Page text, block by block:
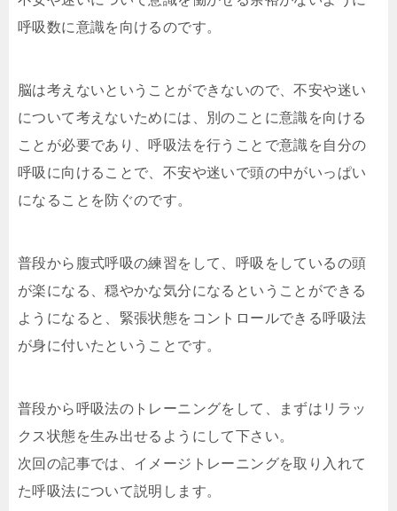
呼吸数に意識を向けるのです。
脳は考えないということができないので、不安や迷い
について考えないためには、別のことに意識を向ける
ことが必要であり、呼吸法を行うことで意識を自分の
呼吸に向けることで、不安や迷いで頭の中がいっぱい
になることを防ぐのです。
普段から腹式呼吸の練習をして、呼吸をしているの頭
が楽になる、穏やかな気分になるということができる
ようになると、緊張状態をコントロールできる呼吸法
が身に付いたということです。
普段から呼吸法のトレーニングをして、まずはリラッ
クス状態を生み出せるようにして下さい。
次回の記事では、イメージトレーニングを取り入れて
た呼吸法について説明します。